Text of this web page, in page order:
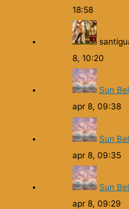
18:58
8, 10:20
Sun
apr 8, 09:38
Sun
apr 8, 09:35
Sun
apr 8, 09:29